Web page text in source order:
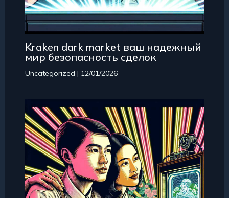
Kraken dark market ваш надежный
мир безопасность сделок
Uncategorized | 12/01/2026